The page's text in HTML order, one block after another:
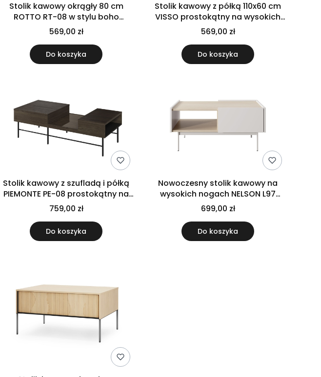
Stolik kawowy okrągły 80 cm
ROTTO RT-08 w stylu boho
drewnopodobny ryflowany korpus
569,00 zł
Do koszyka
Stolik kawowy z półką 110x60 cm
VISSO prostokątny na wysokich
nóżkach drewnopodobny
569,00 zł
Do koszyka
Stolik kawowy z szufladą i półką
PIEMONTE PE-08 prostokątny na
wysokich nogach
759,00 zł
Do koszyka
Nowoczesny stolik kawowy na
wysokich nogach NELSON L97
kaszmir/dąb linea
699,00 zł
Do koszyka